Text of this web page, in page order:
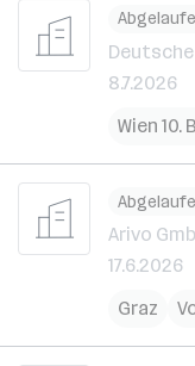
8.7.2026
Wien 10.
Arivo
17.6.2026
Graz